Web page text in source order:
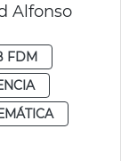
Alfonso
FDM